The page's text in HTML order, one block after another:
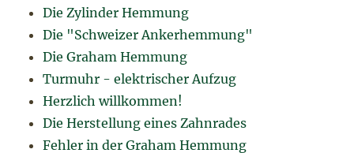
Die Zylinder Hemmung
Die "Schweizer Ankerhemmung"
Die Graham Hemmung
Turmuhr - elektrischer Aufzug
Herzlich willkommen!
Die Herstellung eines Zahnrades
Fehler in der Graham Hemmung